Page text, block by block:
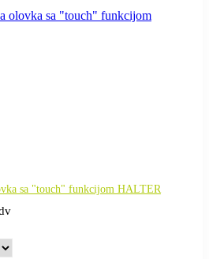
sa "touch" funkcijom HALTER